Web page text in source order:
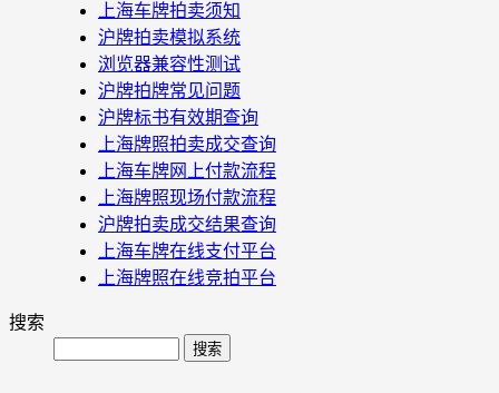
上海车牌拍卖须知
沪牌拍卖模拟系统
浏览器兼容性测试
沪牌拍牌常见问题
沪牌标书有效期查询
上海牌照拍卖成交查询
上海车牌网上付款流程
上海牌照现场付款流程
沪牌拍卖成交结果查询
上海车牌在线支付平台
上海牌照在线竞拍平台
搜索